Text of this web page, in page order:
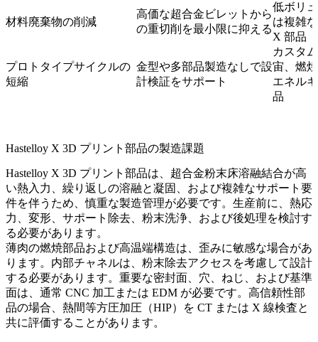
材料廃棄物の削減
高価な超合金ビレットから
の重切削を最小限に抑える
低ボリ
は複雑
X 部品
プロトタイプサイクルの
短縮
金型や多部品製造なしで設
計検証をサポート
カスタ
宙、燃
エネル
品
Hastelloy X 3D プリント部品の製造課題
Hastelloy X 3D プリント部品は、超合金粉末床溶融結合が高
い熱入力、繰り返しの溶融と凝固、および複雑なサポート要
件を伴うため、慎重な製造管理が必要です。生産前に、熱応
力、変形、サポート除去、粉末洗浄、および後処理を検討す
る必要があります。
薄肉の燃焼部品および高温端構造は、歪みに敏感な場合があ
ります。内部チャネルは、粉末除去アクセスを考慮して設計
する必要があります。重要な密封面、穴、ねじ、および基準
面は、通常 CNC 加工または EDM が必要です。高信頼性部
品の場合、 熱間等方圧加圧（HIP）
を CT または X 線検査と
共に評価することがあります。